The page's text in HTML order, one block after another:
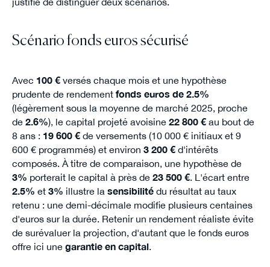
Scénario fonds euros sécurisé
Avec 100 €versés chaque mois et une hypothèse
prudente de rendement fonds euros de 2.5%
(légèrement sous la moyenne de marché 2025, proche
de 2.6%), le capital projeté avoisine 22 800 €au bout de
8 ans : 19 600 €de versements (10 000 € initiaux et 9
600 € programmés) et environ 3 200 €d'intérêts
composés. À titre de comparaison, une hypothèse de
3% porterait le capital à près de 23 500 €. L'écart entre
2.5% et 3% illustre la sensibilitédu résultat au taux
retenu : une demi-décimale modifie plusieurs centaines
d'euros sur la durée. Retenir un rendement réaliste évite
de surévaluer la projection, d'autant que le fonds euros
offre ici une garantie en capital.